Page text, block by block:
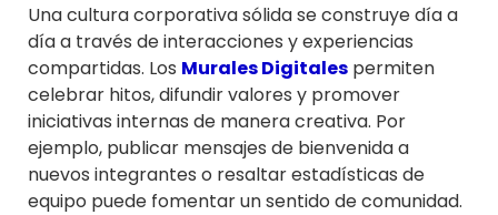
Una cultura corporativa sólida se construye día a
día a través de interacciones y experiencias
compartidas. Los Murales Digitales permiten
celebrar hitos, difundir valores y promover
iniciativas internas de manera creativa. Por
ejemplo, publicar mensajes de bienvenida a
nuevos integrantes o resaltar estadísticas de
equipo puede fomentar un sentido de comunidad.